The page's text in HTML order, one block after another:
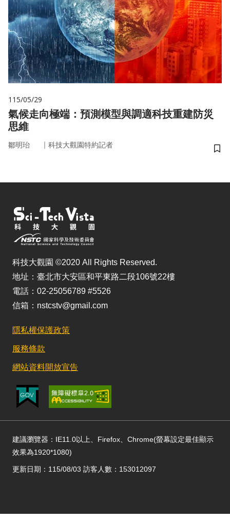
115/05/29
氣候走向極端：預測模型與調適科技重建防災
思維
鄒明珆 ｜ 科技大觀園特約記者
儲
科技大觀園 ©2020 All Rights Reserved.
地址：臺北市大安區和平東路二段106號22樓
電話：02-25056789 #5526
信箱：nstcstv@gmail.com
隱私權保護政策
服務條款
網站資料開放宣告
建議瀏覽器：IE11.0以上、Firefox、Chrome(螢幕設定最佳顯示
效果為1920*1080)
更新日期：115/08/03 訪客人數：153012097